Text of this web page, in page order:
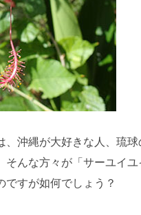
沖縄が大好きな人、琉
そんな方々が「サーユイ
すが如何でしょう？